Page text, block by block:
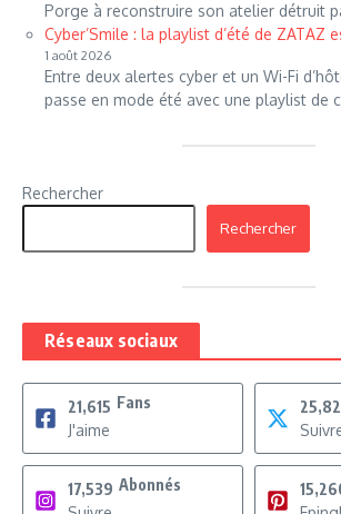
Porge à reconstruire son atelier détruit
Cyber’Smile : la playlist d’été de ZATAZ
1 août 2026
Entre deux alertes cyber et un Wi-Fi
passe en mode été avec une playlist de
Rechercher
Rechercher
Réseaux sociaux
21,615 Fans
J'aime
17,539 Abonnés